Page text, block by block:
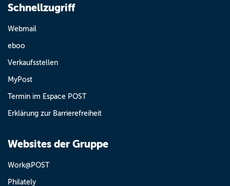
Schnellzugriff
Webmail
eboo
Verkaufsstellen
MyPost
Termin im Espace POST
Erklärung zur Barrierefreiheit
Websites der Gruppe
Work@POST
Philately